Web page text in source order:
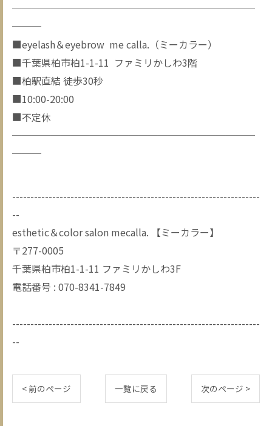
─────────────────────────
───
■eyelash＆eyebrow me calla.（ミーカラー）
■千葉県柏市柏1-1-11 ファミリかしわ3階
■柏駅直結 徒歩30秒
■10:00-20:00
■不定休
─────────────────────────
───
--------------------------------------------------------------------
--
esthetic＆color salon mecalla. 【ミーカラー】
〒277-0005
千葉県柏市柏1-1-11 ファミリかしわ3F
電話番号 : 070-8341-7849
--------------------------------------------------------------------
--
< 前のページ 一覧に戻る 次のページ >